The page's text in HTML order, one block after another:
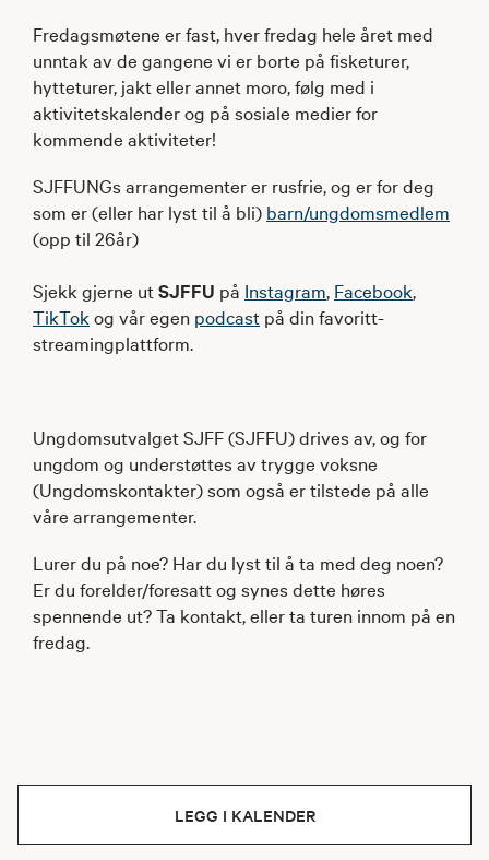
Fredagsmøtene er fast, hver fredag hele året med
unntak av de gangene vi er borte på fisketurer,
hytteturer, jakt eller annet moro, følg med i
aktivitetskalender og på sosiale medier for
kommende aktiviteter!
SJFFUNGs arrangementer er rusfrie, og er for deg
som er (eller har lyst til å bli) barn/ungdomsmedlem
(opp til 26år)
Sjekk gjerne utSJFFU på Instagram, Facebook,
TikTok og vår egen podcast på din favoritt-
streamingplattform.
Ungdomsutvalget SJFF (SJFFU) drives av, og for
ungdom og understøttes av trygge voksne
(Ungdomskontakter) som også er tilstede på alle
våre arrangementer.
Lurer du på noe? Har du lyst til å ta med deg noen?
Er du forelder/foresatt og synes dette høres
spennende ut? Ta kontakt, eller ta turen innom på en
fredag.
LEGG I KALENDER